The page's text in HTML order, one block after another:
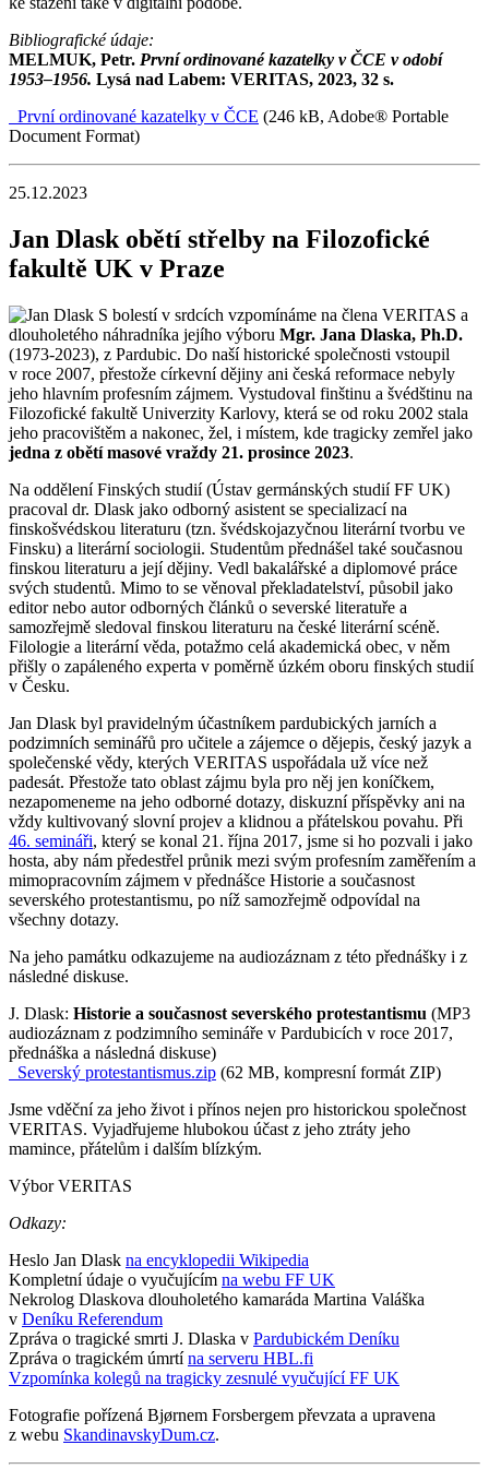
Bibliografické údaje:
MELMUK, Petr. První ordinované kazatelky v ČCE v odobí
1953–1956. Lysá nad Labem: VERITAS, 2023, 32 s.
První ordinované kazatelky v ČCE (246 kB, Adobe® Portable
Document Format)
25.12.2023
Jan Dlask obětí střelby na Filozofické
fakultě UK v Praze
S bolestí v srdcích vzpomínáme na člena VERITAS a
dlouholetého náhradníka jejího výboru Mgr. Jana Dlaska, Ph.D.
(1973-2023), z Pardubic. Do naší historické společnosti vstoupil
v roce 2007, přestože církevní dějiny ani česká reformace nebyly
jeho hlavním profesním zájmem. Vystudoval finštinu a švédštinu na
Filozofické fakultě Univerzity Karlovy, která se od roku 2002 stala
jeho pracovištěm a nakonec, žel, i místem, kde tragicky zemřel jako
jedna z obětí masové vraždy 21. prosince 2023.
Na oddělení Finských studií (Ústav germánských studií FF UK)
pracoval dr. Dlask jako odborný asistent se specializací na
finskošvédskou literaturu (tzn. švédskojazyčnou literární tvorbu ve
Finsku) a literární sociologii. Studentům přednášel také současnou
finskou literaturu a její dějiny. Vedl bakalářské a diplomové práce
svých studentů. Mimo to se věnoval překladatelství, působil jako
editor nebo autor odborných článků o severské literatuře a
samozřejmě sledoval finskou literaturu na české literární scéně.
Filologie a literární věda, potažmo celá akademická obec, v něm
přišly o zapáleného experta v poměrně úzkém oboru finských studií
v Česku.
Jan Dlask byl pravidelným účastníkem pardubických jarních a
podzimních seminářů pro učitele a zájemce o dějepis, český jazyk a
společenské vědy, kterých VERITAS uspořádala už více než
padesát. Přestože tato oblast zájmu byla pro něj jen koníčkem,
nezapomeneme na jeho odborné dotazy, diskuzní příspěvky ani na
vždy kultivovaný slovní projev a klidnou a přátelskou povahu. Při
46. semináři, který se konal 21. října 2017, jsme si ho pozvali i jako
hosta, aby nám předestřel průnik mezi svým profesním zaměřením a
mimopracovním zájmem v přednášce Historie a současnost
severského protestantismu, po níž samozřejmě odpovídal na
všechny dotazy.
Na jeho památku odkazujeme na audiozáznam z této přednášky i z
následné diskuse.
J. Dlask: Historie a současnost severského protestantismu (MP3
audiozáznam z podzimního semináře v Pardubicích v roce 2017,
přednáška a následná diskuse)
Severský protestantismus.zip (62 MB, kompresní formát ZIP)
Jsme vděční za jeho život i přínos nejen pro historickou společnost
VERITAS. Vyjadřujeme hlubokou účast z jeho ztráty jeho
mamince, přátelům i dalším blízkým.
Výbor VERITAS
Odkazy:
Heslo Jan Dlask na encyklopedii Wikipedia
Kompletní údaje o vyučujícím na webu FF UK
Nekrolog Dlaskova dlouholetého kamaráda Martina Valáška
v Deníku Referendum
Zpráva o tragické smrti J. Dlaska v Pardubickém Deníku
Zpráva o tragickém úmrtína serveru HBL.fi
Vzpomínka kolegů na tragicky zesnulé vyučující FF UK
Fotografie pořízená Bjørnem Forsbergem převzata a upravena
z webu SkandinavskyDum.cz.